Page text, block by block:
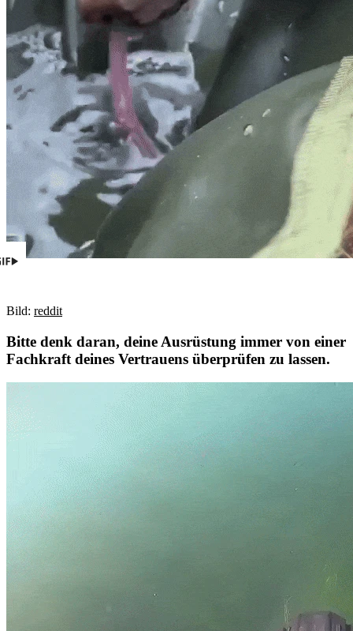
Bild: reddit
Bitte denk daran, deine Ausrüstung immer von einer
Fachkraft deines Vertrauens überprüfen zu lassen.